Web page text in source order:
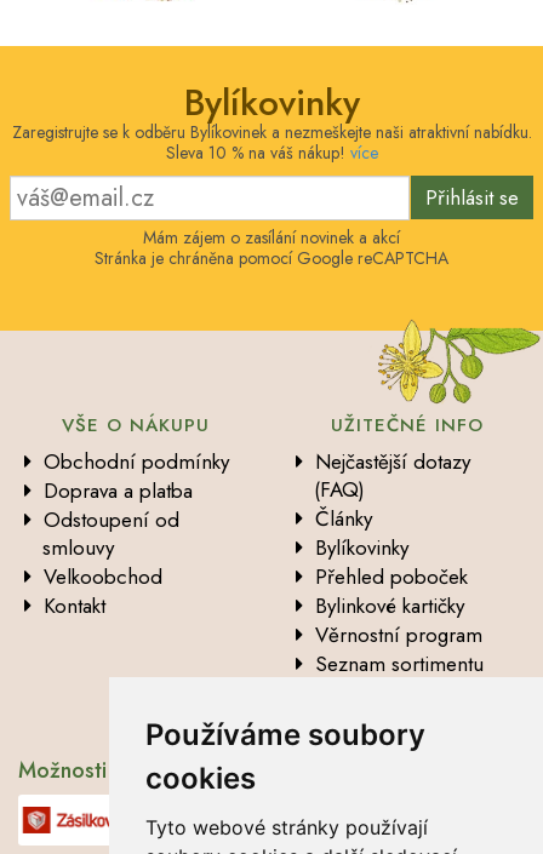
Používáme soubory
cookies
Tyto webové stránky používají
Bylíkovinky
Zaregistrujte se k odběru Bylíkovinek a nezmeškejte naši atraktivní nabídku.
Sleva 10 % na váš nákup! více
Přihlásit se
Mám zájem o zasílání novinek a akcí
Stránka je chráněna pomocí Google reCAPTCHA
VŠE O NÁKUPU
Obchodní podmínky
Doprava a platba
Odstoupení od
smlouvy
Velkoobchod
Kontakt
UŽITEČNÉ INFO
Nejčastější dotazy
(FAQ)
Články
Bylíkovinky
Přehled poboček
Bylinkové kartičky
Věrnostní program
Seznam sortimentu
Možnosti dopravy